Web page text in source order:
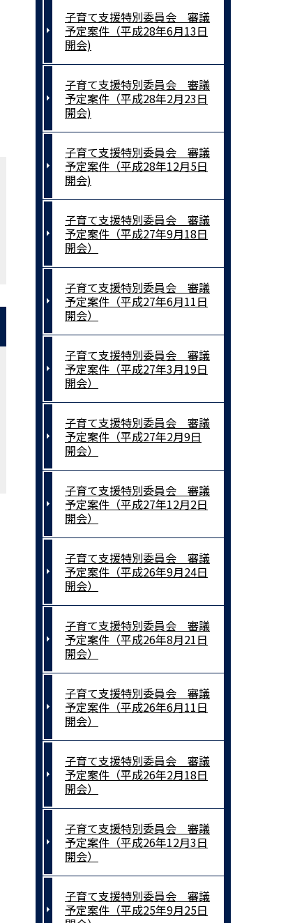
子育て支援特別委員会 審議
予定案件（平成28年6月13日
開会)
子育て支援特別委員会 審議
予定案件（平成28年2月23日
開会)
子育て支援特別委員会 審議
予定案件（平成28年12月5日
開会)
子育て支援特別委員会 審議
予定案件（平成27年9月18日
開会）
子育て支援特別委員会 審議
予定案件（平成27年6月11日
開会）
子育て支援特別委員会 審議
予定案件（平成27年3月19日
開会）
子育て支援特別委員会 審議
予定案件（平成27年2月9日
開会）
子育て支援特別委員会 審議
予定案件（平成27年12月2日
開会）
子育て支援特別委員会 審議
予定案件（平成26年9月24日
開会）
子育て支援特別委員会 審議
予定案件（平成26年8月21日
開会）
子育て支援特別委員会 審議
予定案件（平成26年6月11日
開会）
子育て支援特別委員会 審議
予定案件（平成26年2月18日
開会）
子育て支援特別委員会 審議
予定案件（平成26年12月3日
開会）
子育て支援特別委員会 審議
予定案件（平成25年9月25日